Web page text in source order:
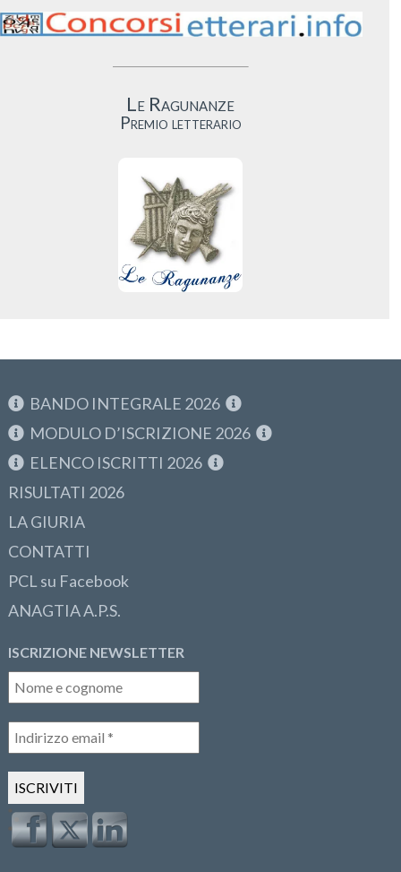
Le Ragunanze
Premio letterario
BANDO INTEGRALE 2026
MODULO D’ISCRIZIONE 2026
ELENCO ISCRITTI 2026
RISULTATI 2026
LA GIURIA
CONTATTI
PCL su Facebook
ANAGTIA A.P.S.
ISCRIZIONE NEWSLETTER